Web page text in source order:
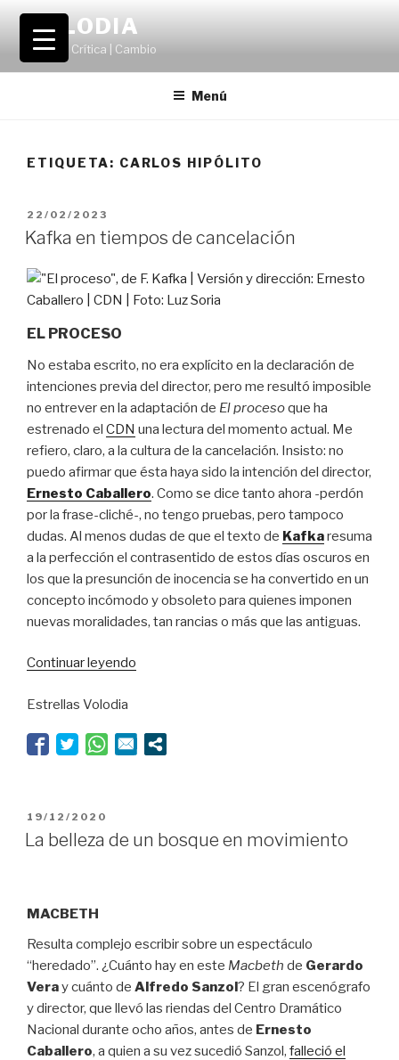
Saltar
contenido
VOLODIA
Teatro | Crítica | Cambio
Menú
ETIQUETA: CARLOS HIPÓLITO
PUBLICADO
EL
22/02/2023
Kafka en tiempos de cancelación
EL PROCESO
No estaba escrito, no era explícito en la declaración de
intenciones previa del director, pero me resultó imposible
no entrever en la adaptación de El procesoque ha
estrenado el CDN una lectura del momento actual. Me
refiero, claro, a la cultura de la cancelación. Insisto: no
puedo afirmar que ésta haya sido la intención del director,
Ernesto Caballero. Como se dice tanto ahora -perdón
por la frase-cliché-, no tengo pruebas, pero tampoco
dudas. Al menos dudas de que el texto de Kafkaresuma
a la perfección el contrasentido de estos días oscuros en
los que la presunción de inocencia se ha convertido en un
concepto incómodo y obsoleto para quienes imponen
nuevas moralidades, tan rancias o más que las antiguas.
Continuar leyendo
cancelación”
Estrellas Volodia
PUBLICADO
EL
19/12/2020
La belleza de un bosque en movimiento
MACBETH
Resulta complejo escribir sobre un espectáculo
“heredado”. ¿Cuánto hay en este Macbeth de Gerardo
Veray cuánto de Alfredo Sanzol? El gran escenógrafo
y director, que llevó las riendas del Centro Dramático
Nacional durante ocho años, antes de Ernesto
Caballero, a quien a su vez sucedió Sanzol, falleció el